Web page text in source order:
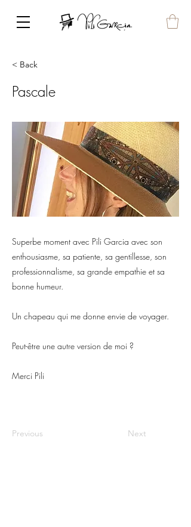
< Back
Pascale
Superbe moment avec Pili Garcia avec son
enthousiasme, sa patiente, sa gentillesse, son
professionnalisme, sa grande empathie et sa
bonne humeur.
Un chapeau qui me donne envie de voyager.
Peut-être une autre version de moi ?
Merci Pili
Previous Next